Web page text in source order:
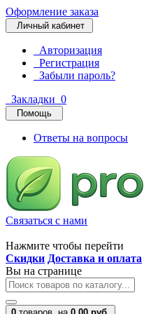
Оформление заказа
Личный кабинет
Авторизация
Регистрация
Забыли пароль?
Закладки 0
Помощь
Ответы на вопросы
Связаться с нами
Нажмите чтобы перейти
Скидки Доставка и оплата
Вы на странице